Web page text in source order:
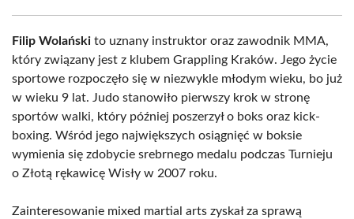
Filip Wolański to uznany instruktor oraz zawodnik MMA,
który związany jest z klubem Grappling Kraków. Jego życie
sportowe rozpoczęło się w niezwykle młodym wieku, bo już
w wieku 9 lat. Judo stanowiło pierwszy krok w stronę
sportów walki, który później poszerzył o boks oraz kick-
boxing. Wśród jego największych osiągnięć w boksie
wymienia się zdobycie srebrnego medalu podczas Turnieju
o Złotą rękawicę Wisły w 2007 roku.
Zainteresowanie mixed martial arts zyskał za sprawą